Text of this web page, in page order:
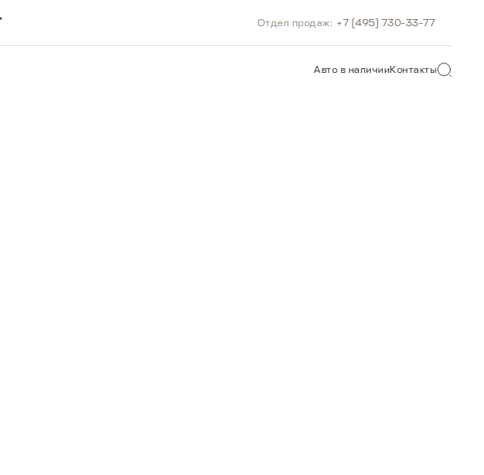
Авто в наличииКонтакты
Отдел продаж: +7 (495) 730-33-77